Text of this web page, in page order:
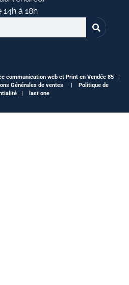
14h à 18h
communication web et Print en Vendée 85
Générales de ventes|
Politique de
|
last one